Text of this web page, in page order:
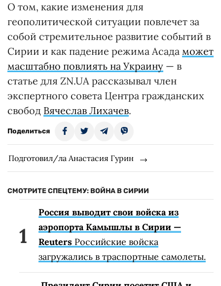
О том, какие изменения для
геополитической ситуации повлечет за
собой стремительное развитие событий в
Сирии и как падение режима Асада может
масштабно повлиять на Украину — в
статье для ZN.UA рассказывал член
экспертного совета Центра гражданских
свобод Вячеслав Лихачев.
Поделиться
Подготовил/ла Анастасия Гурин
СМОТРИТЕ СПЕЦТЕМУ: ВОЙНА В СИРИИ
Россия выводит свои войска из
аэропорта Камышлы в Сирии —
Reuters Российские войска
загружались в траспортные самолеты.